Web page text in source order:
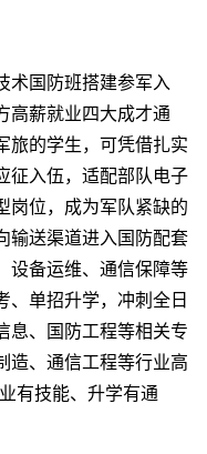
术国防班搭建参军入
高薪就业四大成才通
旅的学生，可凭借扎实
征入伍，适配部队电子
岗位，成为军队紧缺的
输送渠道进入国防配套
设备运维、通信保障等
、单招升学，冲刺全日
息、国防工程等相关专
造、通信工程等行业高
有技能、升学有通